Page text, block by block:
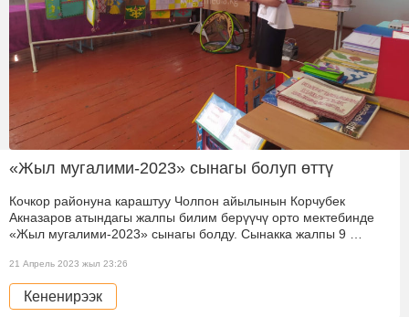
«Жыл мугалими-2023» сынагы болуп өттү
Кочкор районуна караштуу Чолпон айылынын Корчубек
Акназаров атындагы жалпы билим берүүчү орто мектебинде
«Жыл мугалими-2023» сынагы болду. Сынакка жалпы 9 …
21 Апрель 2023 жыл 23:26
Кененирээк